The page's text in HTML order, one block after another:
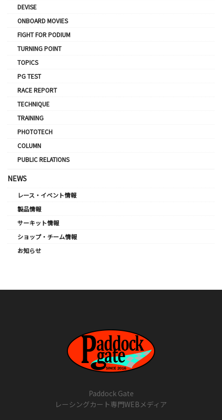
DEVISE
ONBOARD MOVIES
FIGHT FOR PODIUM
TURNING POINT
TOPICS
PG TEST
RACE REPORT
TECHNIQUE
TRAINING
PHOTOTECH
COLUMN
PUBLIC RELATIONS
NEWS
レース・イベント情報
製品情報
サーキット情報
ショップ・チーム情報
お知らせ
Paddock Gate
レーシングカート専門WEBメディア